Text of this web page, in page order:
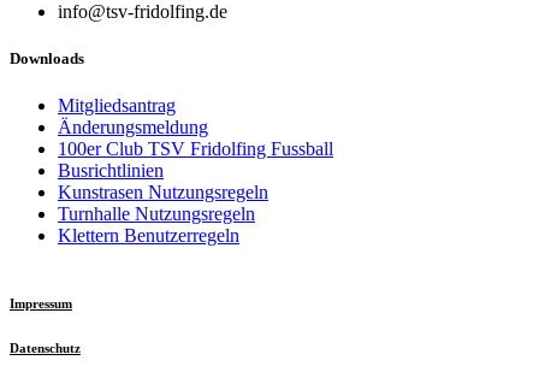
info@tsv-fridolfing.de
Downloads
Mitgliedsantrag
Änderungsmeldung
100er Club TSV Fridolfing Fussball
Busrichtlinien
Kunstrasen Nutzungsregeln
Turnhalle Nutzungsregeln
Klettern Benutzerregeln
Impressum
Datenschutz